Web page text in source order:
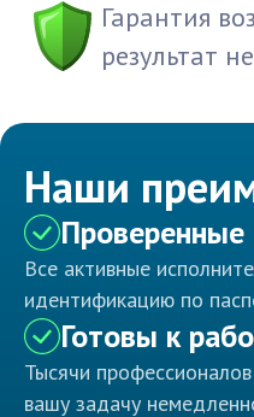
Гарантия
результат
Наши
Проверенные
Все активные
идентификацию по
Готовы к
Тысячи
вашу задачу